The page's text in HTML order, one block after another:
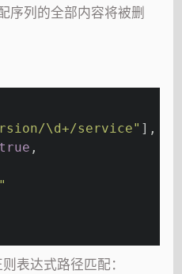
序列的全部内容将被删
\d+/service" ],
true ,
表达式路径匹配：